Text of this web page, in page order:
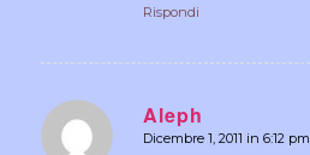
Rispondi
Aleph
dice:
Dicembre 1, 2011 in 6:12 pm